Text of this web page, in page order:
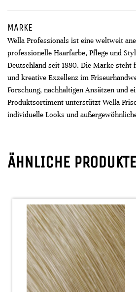
MARKE
Wella Professionals ist eine weltweit
professionelle Haarfarbe, Pflege und
Deutschland seit 1880. Die Marke
und kreative Exzellenz im
Forschung, nachhaltigen Ansätzen und
Produktsortiment unterstützt Wella
individuelle Looks und
ÄHNLICHE PRODUKTE